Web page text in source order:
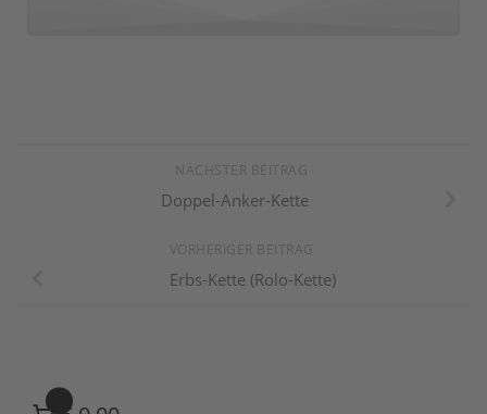
NÄCHSTER BEITRAG
Doppel-Anker-Kette
VORHERIGER BEITRAG
Erbs-Kette (Rolo-Kette)